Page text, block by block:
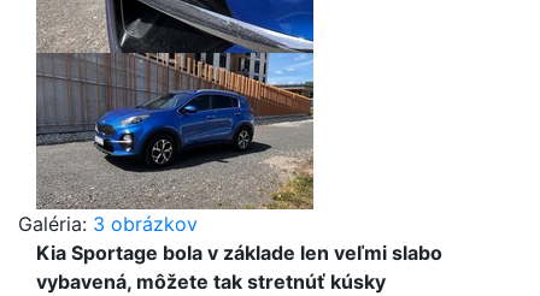
Galéria: 3 obrázkov
Kia Sportage bola v základe len veľmi slabo
vybavená, môžete tak stretnúť kúsky